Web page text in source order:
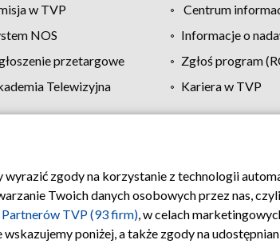
w TVP Centrum
NOS Informacje o
przetargowe Zgłoś program
Telewizyjna Kariera w TVP
TVP Polityka prywatności Moje
zgody na korzystanie z technologii
Twoich danych osobowych przez nas,
Partnerów TVP (93 firm), w celach
poniżej, a także zgody na